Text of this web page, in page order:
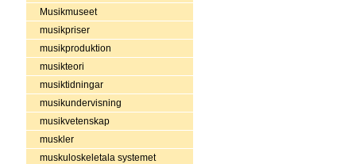
Musikmuseet
musikpriser
musikproduktion
musikteori
musiktidningar
musikundervisning
musikvetenskap
muskler
muskuloskeletala systemet